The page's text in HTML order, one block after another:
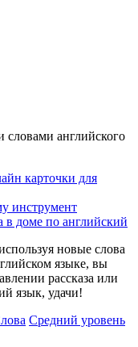
английского
карточки для
инструмент
в доме по английский
новые слова
языке, вы
рассказа или
язык, удачи!
Средний уровень